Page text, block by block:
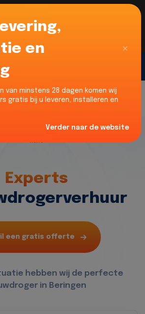
klanten... Wij zijn maar
dan verhuurders uit NL -
Brabant!
Home
Experts
een gratis offerte
hebben wij de perfecte
in Beringen
en
van minstens 28 dagen komen wij
gratis bij u leveren, installeren en
Verder naar de website